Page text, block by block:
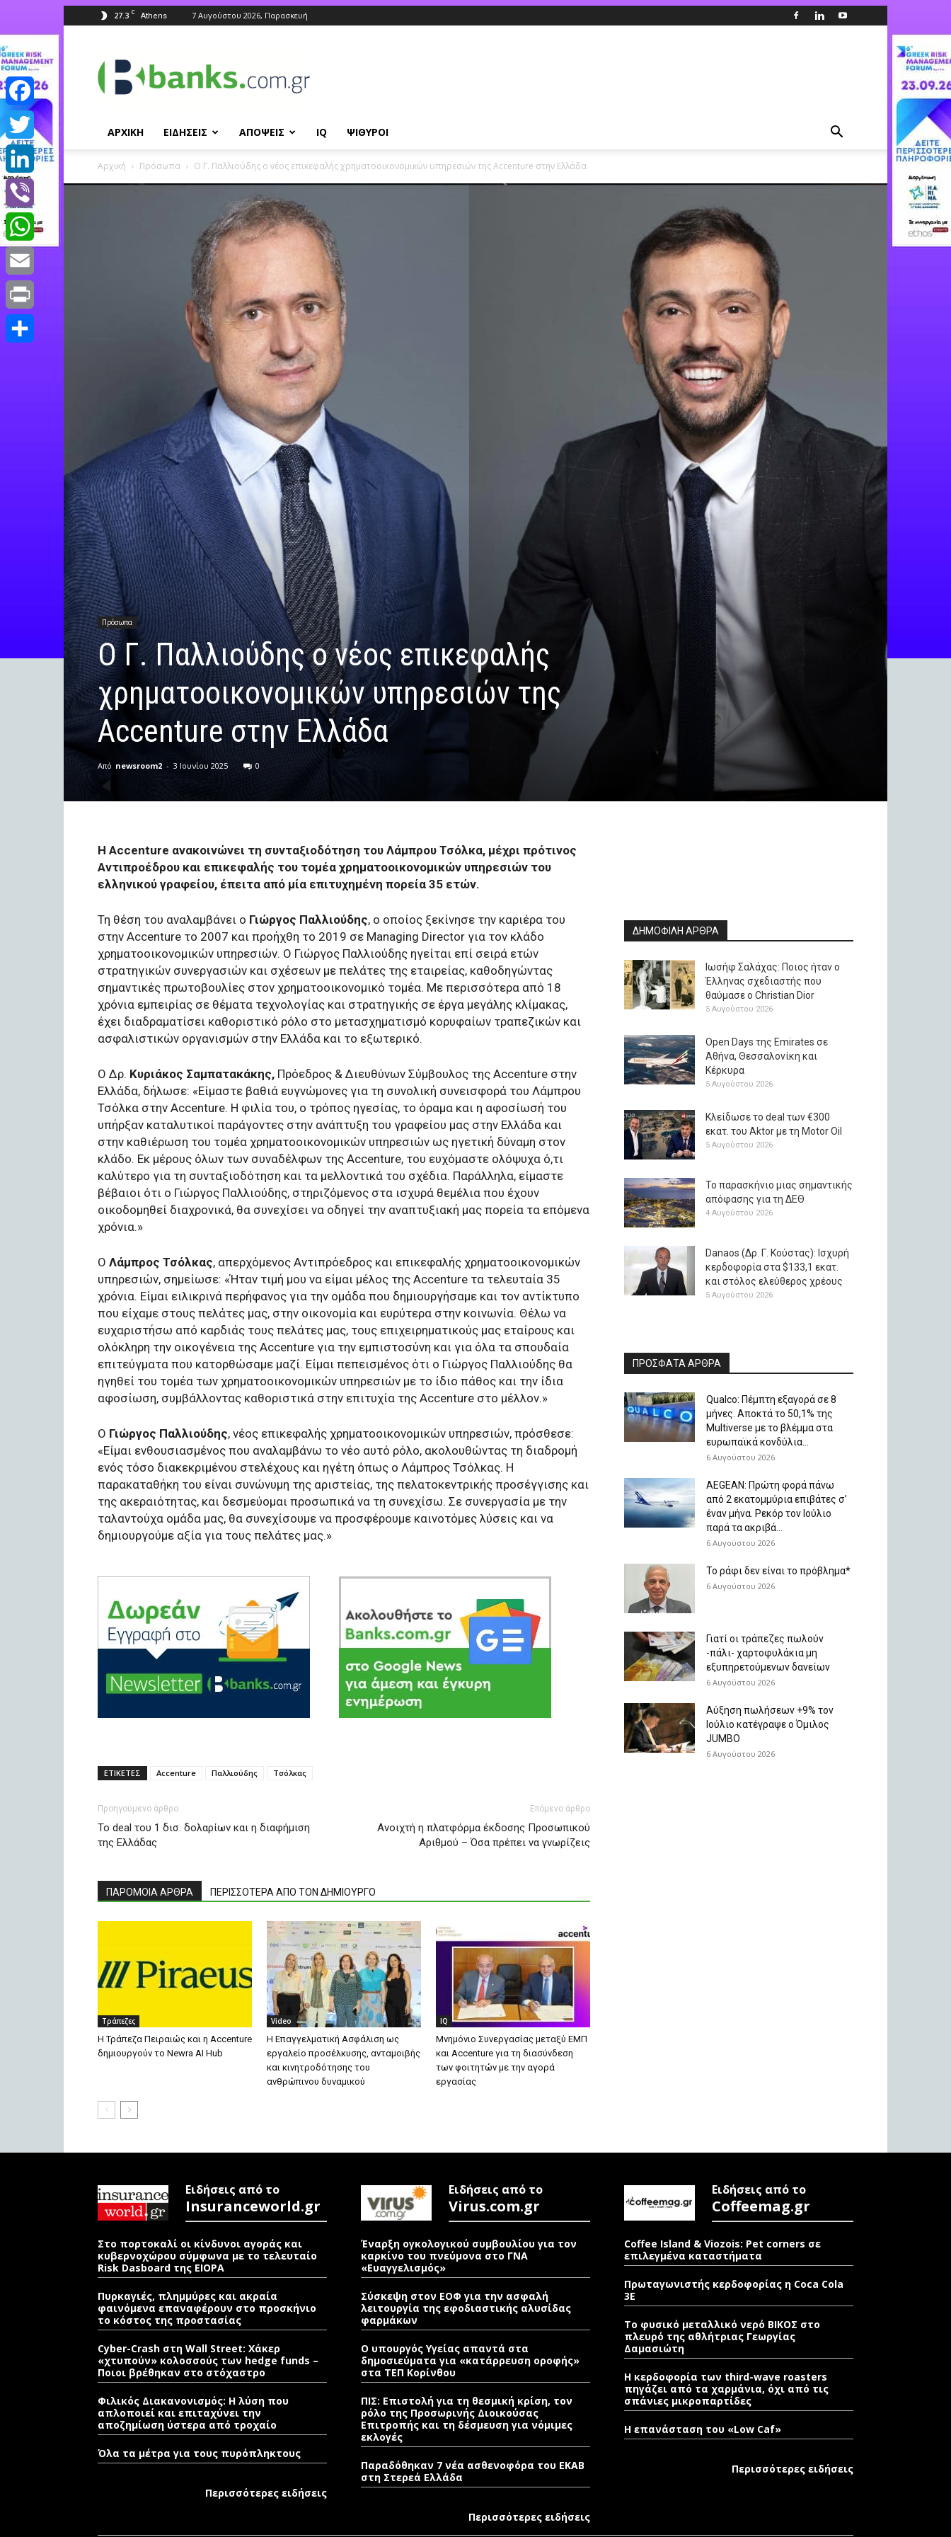
27.3 C Athens 7 Αυγούστου 2026, Παρασκευή
ΑΡΧΙΚΗ ΕΙΔΗΣΕΙΣ ΑΠΟΨΕΙΣ IQ ΨΙΘΥΡΟΙ
Αρχική Πρόσωπα Ο Γ. Παλλιούδης o νέος επικεφαλής χρηματοοικονομικών υπηρεσιών της Accenture στην Ελλάδα
Πρόσωπα
Ο Γ. Παλλιούδης o νέος επικεφαλής
χρηματοοικονομικών υπηρεσιών της
Accenture στην Ελλάδα
Από newsroom2 - 3 Ιουνίου 2025 0
Η Accenture ανακοινώνει τη συνταξιοδότηση του Λάμπρου Τσόλκα, μέχρι πρότινος
Αντιπροέδρου και επικεφαλής του τομέα χρηματοοικονομικών υπηρεσιών του
ελληνικού γραφείου, έπειτα από μία επιτυχημένη πορεία 35 ετών.
Τη θέση του αναλαμβάνει ο Γιώργος Παλλιούδης, ο οποίος ξεκίνησε την καριέρα του
στην Accenture το 2007 και προήχθη το 2019 σε Managing Director για τον κλάδο
χρηματοοικονομικών υπηρεσιών. Ο Γιώργος Παλλιούδης ηγείται επί σειρά ετών
στρατηγικών συνεργασιών και σχέσεων με πελάτες της εταιρείας, καθοδηγώντας
σημαντικές πρωτοβουλίες στον χρηματοοικονομικό τομέα. Με περισσότερα από 18
χρόνια εμπειρίας σε θέματα τεχνολογίας και στρατηγικής σε έργα μεγάλης κλίμακας,
έχει διαδραματίσει καθοριστικό ρόλο στο μετασχηματισμό κορυφαίων τραπεζικών και
ασφαλιστικών οργανισμών στην Ελλάδα και το εξωτερικό.
O Δρ. Κυριάκος Σαμπατακάκης, Πρόεδρος & Διευθύνων Σύμβουλος της Accenture στην
Ελλάδα, δήλωσε: «Είμαστε βαθιά ευγνώμονες για τη συνολική συνεισφορά του Λάμπρου
Τσόλκα στην Accenture. Η φιλία του, ο τρόπος ηγεσίας, το όραμα και η αφοσίωσή του
υπήρξαν καταλυτικοί παράγοντες στην ανάπτυξη του γραφείου μας στην Ελλάδα και
στην καθιέρωση του τομέα χρηματοοικονομικών υπηρεσιών ως ηγετική δύναμη στον
κλάδο. Εκ μέρους όλων των συναδέλφων της Accenture, του ευχόμαστε ολόψυχα ό,τι
καλύτερο για τη συνταξιοδότηση και τα μελλοντικά του σχέδια. Παράλληλα, είμαστε
βέβαιοι ότι ο Γιώργος Παλλιούδης, στηριζόμενος στα ισχυρά θεμέλια που έχουν
οικοδομηθεί διαχρονικά, θα συνεχίσει να οδηγεί την αναπτυξιακή μας πορεία τα επόμενα
χρόνια.»
Ο Λάμπρος Τσόλκας, απερχόμενος Αντιπρόεδρος και επικεφαλής χρηματοοικονομικών
υπηρεσιών, σημείωσε: «Ήταν τιμή μου να είμαι μέλος της Accenture τα τελευταία 35
χρόνια. Είμαι ειλικρινά περήφανος για την ομάδα που δημιουργήσαμε και τον αντίκτυπο
που είχαμε στους πελάτες μας, στην οικονομία και ευρύτερα στην κοινωνία. Θέλω να
ευχαριστήσω από καρδιάς τους πελάτες μας, τους επιχειρηματικούς μας εταίρους και
ολόκληρη την οικογένεια της Accenture για την εμπιστοσύνη και για όλα τα σπουδαία
επιτεύγματα που κατορθώσαμε μαζί. Είμαι πεπεισμένος ότι ο Γιώργος Παλλιούδης θα
ηγηθεί του τομέα των χρηματοοικονομικών υπηρεσιών με το ίδιο πάθος και την ίδια
αφοσίωση, συμβάλλοντας καθοριστικά στην επιτυχία της Accenture στο μέλλον.»
Ο Γιώργος Παλλιούδης, νέος επικεφαλής χρηματοοικονομικών υπηρεσιών, πρόσθεσε:
«Είμαι ενθουσιασμένος που αναλαμβάνω το νέο αυτό ρόλο, ακολουθώντας τη διαδρομή
ενός τόσο διακεκριμένου στελέχους και ηγέτη όπως ο Λάμπρος Τσόλκας. Η
παρακαταθήκη του είναι συνώνυμη της αριστείας, της πελατοκεντρικής προσέγγισης και
της ακεραιότητας, και δεσμεύομαι προσωπικά να τη συνεχίσω. Σε συνεργασία με την
ταλαντούχα ομάδα μας, θα συνεχίσουμε να προσφέρουμε καινοτόμες λύσεις και να
δημιουργούμε αξία για τους πελάτες μας.»
ΕΤΙΚΕΤΕΣ Accenture Παλλιούδης Τσόλκας
Προηγούμενο άρθρο
To deal του 1 δισ. δολαρίων και η διαφήμιση
της Ελλάδας
Επόμενο άρθρο
Ανοιχτή η πλατφόρμα έκδοσης Προσωπικού
Αριθμού – Όσα πρέπει να γνωρίζεις
ΠΑΡΟΜΟΙΑ ΑΡΘΡΑ ΠΕΡΙΣΣΟΤΕΡΑ ΑΠΟ ΤΟΝ ΔΗΜΙΟΥΡΓΟ
Τράπεζες
Η Τράπεζα Πειραιώς και η Accenture
δημιουργούν το Newra AI Hub
Video
Η Επαγγελματική Ασφάλιση ως
εργαλείο προσέλκυσης, ανταμοιβής
και κινητροδότησης του
ανθρώπινου δυναμικού
IQ
Μνημόνιο Συνεργασίας μεταξύ ΕΜΠ
και Accenture για τη διασύνδεση
των φοιτητών με την αγορά
εργασίας
ΔΗΜΟΦΙΛΗ ΑΡΘΡΑ
Ιωσήφ Σαλάχας: Ποιος ήταν ο
Έλληνας σχεδιαστής που
θαύμασε ο Christian Dior
5 Αυγούστου 2026
Open Days της Emirates σε
Αθήνα, Θεσσαλονίκη και
Κέρκυρα
5 Αυγούστου 2026
Κλείδωσε το deal των €300
εκατ. του Aktor με τη Μotor Oil
5 Αυγούστου 2026
Το παρασκήνιο μιας σημαντικής
απόφασης για τη ΔΕΘ
4 Αυγούστου 2026
Danaos (Δρ. Γ. Κούστας): Ισχυρή
κερδοφορία στα $133,1 εκατ.
και στόλος ελεύθερος χρέους
5 Αυγούστου 2026
ΠΡΟΣΦΑΤΑ ΑΡΘΡΑ
Qualco: Πέμπτη εξαγορά σε 8
μήνες. Aποκτά το 50,1% της
Multiverse με το βλέμμα στα
ευρωπαϊκά κονδύλια...
6 Αυγούστου 2026
AEGEAN: Πρώτη φορά πάνω
από 2 εκατομμύρια επιβάτες σ’
έναν μήνα. Ρεκόρ τον Ιούλιο
παρά τα ακριβά...
6 Αυγούστου 2026
Το ράφι δεν είναι το πρόβλημα*
6 Αυγούστου 2026
Γιατί οι τράπεζες πωλούν
-πάλι- χαρτοφυλάκια μη
εξυπηρετούμενων δανείων
6 Αυγούστου 2026
Aύξηση πωλήσεων +9% τον
Ιούλιο κατέγραψε ο Όμιλος
JUMBO
6 Αυγούστου 2026
Ειδήσεις από το
Insuranceworld.gr
Στο πορτοκαλί οι κίνδυνοι αγοράς και
κυβερνοχώρου σύμφωνα με το τελευταίο
Risk Dasboard της EIOPA
Πυρκαγιές, πλημμύρες και ακραία
φαινόμενα επαναφέρουν στο προσκήνιο
το κόστος της προστασίας
Cyber-Crash στη Wall Street: Χάκερ
«χτυπούν» κολοσσούς των hedge funds –
Ποιοι βρέθηκαν στο στόχαστρο
Φιλικός Διακανονισμός: Η λύση που
απλοποιεί και επιταχύνει την
αποζημίωση ύστερα από τροχαίο
Όλα τα μέτρα για τους πυρόπληκτους
Περισσότερες ειδήσεις
Ειδήσεις από το
Virus.com.gr
Έναρξη ογκολογικού συμβουλίου για τον
καρκίνο του πνεύμονα στο ΓΝΑ
«Ευαγγελισμός»
Σύσκεψη στον ΕΟΦ για την ασφαλή
λειτουργία της εφοδιαστικής αλυσίδας
φαρμάκων
Ο υπουργός Υγείας απαντά στα
δημοσιεύματα για «κατάρρευση οροφής»
στα ΤΕΠ Κορίνθου
ΠΙΣ: Επιστολή για τη θεσμική κρίση, τον
ρόλο της Προσωρινής Διοικούσας
Επιτροπής και τη δέσμευση για νόμιμες
εκλογές
Παραδόθηκαν 7 νέα ασθενοφόρα του ΕΚΑΒ
στη Στερεά Ελλάδα
Περισσότερες ειδήσεις
Ειδήσεις από το
Coffeemag.gr
Coffee Island & Viozois: Pet corners σε
επιλεγμένα καταστήματα
Πρωταγωνιστής κερδοφορίας η Coca Cola
3E
Το φυσικό μεταλλικό νερό ΒΙΚΟΣ στο
πλευρό της αθλήτριας Γεωργίας
Δαμασιώτη
Η κερδοφορία των third-wave roasters
πηγάζει από τα χαρμάνια, όχι από τις
σπάνιες μικροπαρτίδες
Η επανάσταση του «Low Caf»
Περισσότερες ειδήσεις
Facebook
Twitter
LinkedIn
Viber
WhatsApp
Email
Print